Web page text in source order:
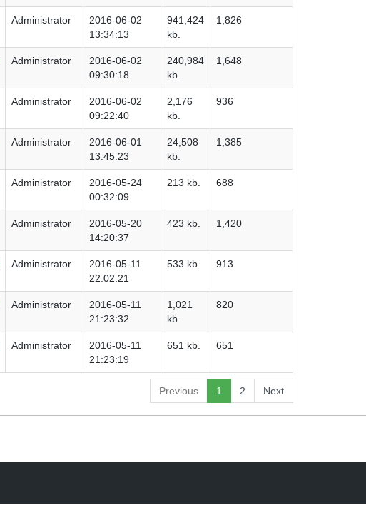
Administrator
2016-06-02
13:34:13
941,424
kb.
1,826
Administrator
2016-06-02
09:30:18
240,984
kb.
1,648
Administrator
2016-06-02
09:22:40
2,176
kb.
936
Administrator
2016-06-01
13:45:23
24,508
kb.
1,385
Administrator
2016-05-24
00:32:09
213 kb. 688
Administrator
2016-05-20
14:20:37
423 kb. 1,420
Administrator
2016-05-11
22:02:21
533 kb. 913
Administrator
2016-05-11
21:23:32
1,021
kb.
820
Administrator
2016-05-11
21:23:19
651 kb. 651
Previous 1 2 Next